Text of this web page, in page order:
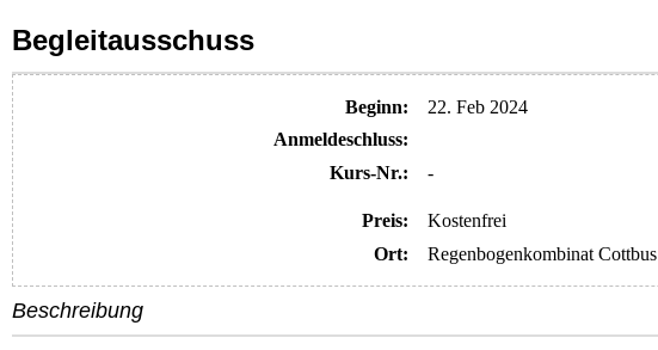
Begleitausschuss
Beginn:
22. Feb 2024
Anmelde​schluss:
Kurs-Nr.:
-
Preis:
Kostenfrei
Ort:
Regenbogenkombinat Cottbus
Beschreibung